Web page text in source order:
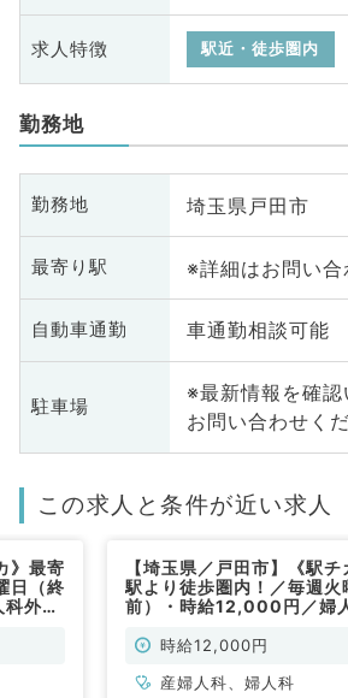
求人特徴 駅近・徒歩圏内
勤務地
勤務地 埼玉県戸田市
最寄り駅 ※詳細はお問い
自動車通勤 車通勤相談可能
駐車場
※最新情報を確
お問い合わせく
この求人と条件が近い求人
》最寄
日（終
科外
【埼玉県／戸田市】《駅
駅より徒歩圏内！／毎週火
前）・時給12,000円／婦
／非常勤）
時給12,000円
産婦人科、婦人科